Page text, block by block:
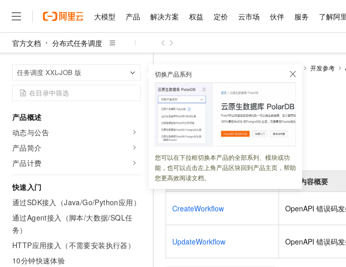
大模型 产品 解决方案 权益 定价 云市场 伙伴 服务 了解阿
官方文档 分布式任务调度
任务调度 XXL-JOB 版 切换产品系列
您可以在下拉框切换本产品的全部系列、模块或功
能，也可以点击左上角产品区块回到产品主页，帮助
您更高效阅读文档。
产品概述
动态与公告
产品简介
产品计费
快速入门
通过SDK接入（Java/Go/Python应用）
通过Agent接入（脚本/大数据/SQL任
务）
HTTP应用接入（不需要安装执行器）
10分钟快速体验
开发参考
版本说明
更新时间： 2026-01-06 12:04:29
变更时间：2026-01-06
OpenAPI 名称 变更内容概要
CreateWorkflow OpenAPI 错误码
UpdateWorkflow OpenAPI 错误码
大模型
大模型
文本生成
Qwen3.8-Max HOT
智能体时代全能旗舰模型
Qwen3.7-Plus
Kimi 最新旗舰模型，
Deepseek-v4-pro
产品
精选产品
人工智能与机器学习
存储
网络与CDN
安全
中间件
精选产品
大模型服务平台百炼
大模型服务与应用平台
千问大模型
多元化、高性能、安全可靠的大模型服务
无影云电脑
随时随地安全接入的云上超级电脑
云解析DNS
云原生大数据计算服务 MaxCompute
域名与网站
对象存储 OSS
一站式AI开发、训练和
Qoder CN
容器服务
解决方案
精选解决方案
AI
现代化应用
安全
可观测
精选解决方案
千问办公，解锁你的工作新方式
企业级Agent产品，直接交付可用成果
Agency Agents：拥有专属领域专家
多领域专家智能体,一键组建 AI 虚拟交付团队
HappyHorse 打造一站式影视创作平台
快速拥有专属 OpenClaw
睿译宝，AI翻译排版
GLM-5.2：长任务时
自主进化，持久记忆
Claude Code +
安装技能 GStack，
权益 普惠上云
普惠上云 官方力荐
云服务器38元/年起，超值低价云产品抢先购
官方推荐返现计划
推荐新用户得奖励，单订单最高返9万
云工开物
高校专属算力普惠，学生认证享300元代金券
免费试用
解决方案免费试用 新老同享
AI 产品 免费试用
1亿+ 大模型 tokens 和 30+ 款产品免费体验
AI 特惠
智启 AI 普惠权益
阿里云 OPC 创新助
至高百万元 Token 补
Qwen3.8-Max 首发
千问办公，限时限
你的AI工作搭子，覆
万小智 AI 建站低至
Night Plan 支持
夜间 5 折，Qwen/
定价 产品定价
了解云产品的定价详情
云上成本管理
管理和优化成本
价格计算器
自助选配和估算价格
价格优势
推动算力普惠，释放
云市场 精选商城
网站建设
多端小程序
Salesforce 国际版订阅
友盟天域
观测云
Tuya 物联网平台阿里云版
蓝凌 OA
电子合同
畅捷通
Tableau 订阅
数据与 API
数据集
身份实名认证
短信
OCR 文字识别
发票查验
天气预报查询
快递物流查询
企业应用
ERP
伙伴 成为销售伙伴
分销伙伴
咨询伙伴
销售伙伴合作计划
Salesforce On Alibaba Cloud
Consulting Partner 合作计划
AI 大模型销售与服务生态合作计划
成为产品伙伴
产品生态集成认证中
产品生态伙伴工作台
服务 售前咨询
在线服务
售后服务
自助服务
工单服务
短信专区
企业增值服务
企业支持计划
企业增值服务台
服务实践
创新中心
了解阿里云 为什么选择阿里云
什么是云计算
技术领先
稳定可靠
安全合规
分析师报告
研究报告与白皮书
云开发大赛
入门学习赛
最佳实践
云上春晚
云栖战略参考
云上的中国
金融模力时刻
客户案例